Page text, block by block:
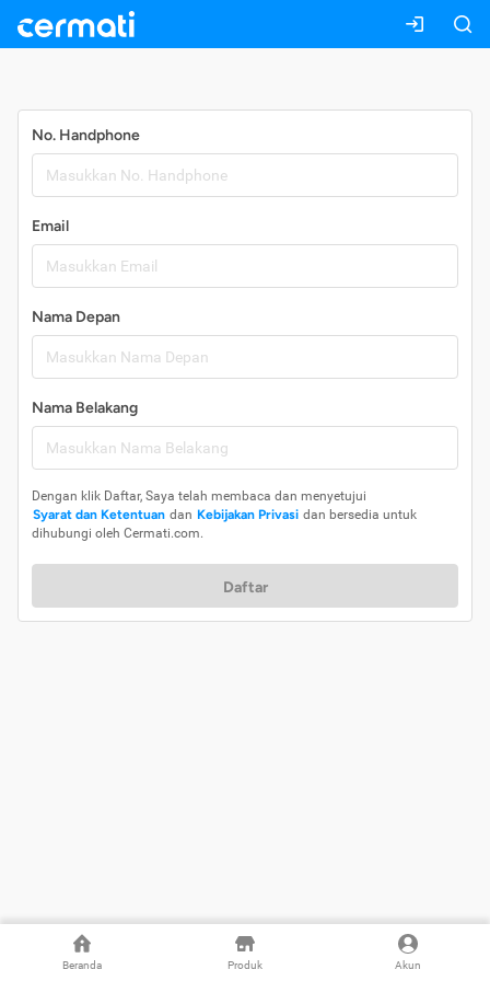
Beranda Produk Akun
No. Handphone
Email
Nama Depan
Nama Belakang
Dengan klik Daftar, Saya telah membaca dan menyetujui
Syarat dan Ketentuan dan Kebijakan Privasi dan bersedia untuk
dihubungi oleh Cermati.com.
Daftar